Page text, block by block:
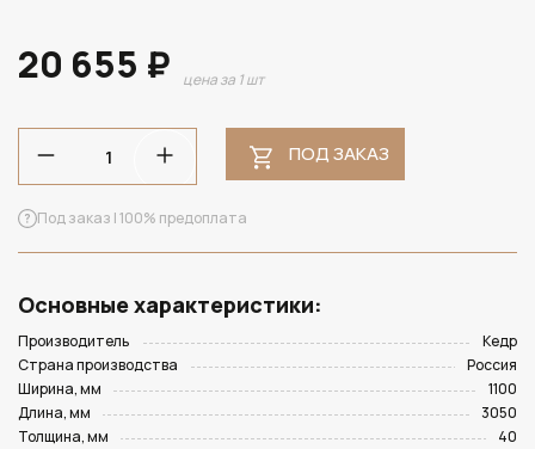
20 655 ₽ цена за 1 шт
ПОД ЗАКАЗ
Под заказ | 100% предоплата
Основные характеристики:
Производитель
Кедр
Страна производства
Россия
Ширина, мм
1100
Длина, мм
3050
Толщина, мм
40